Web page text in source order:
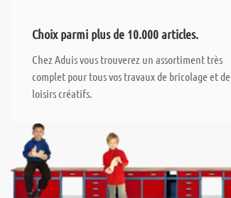
Choix parmi plus de 10.000 articles.
Chez Aduis vous trouverez un assortiment très
complet pour tous vos travaux de bricolage et de
loisirs créatifs.